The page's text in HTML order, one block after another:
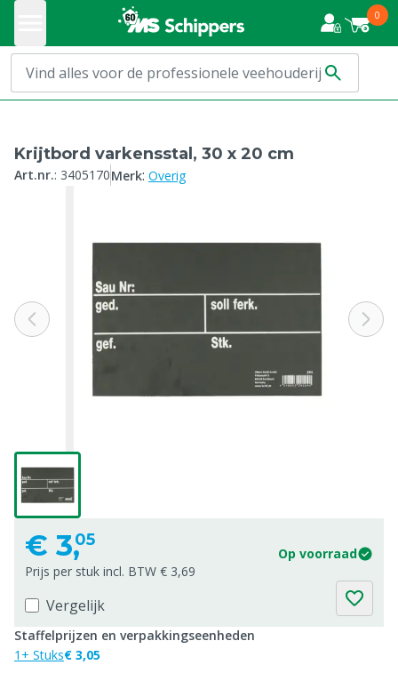
0
Krijtbord varkensstal, 30 x 20 cm
Art.nr.: 3405170Merk: Overig
€ 3,05
Op voorraad
Prijs per stuk incl. BTW € 3,69
Vergelijk
Staffelprijzen en verpakkingseenheden
1+ Stuks€ 3,05